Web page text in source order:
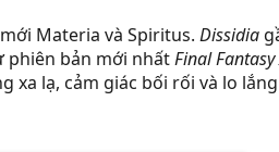
Materia và Spiritus. Dissidia
phiên bản mới nhấtFinal Fantasy
xa lạ, cảm giác bối rối và lo